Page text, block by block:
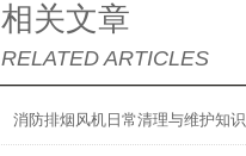
相关文章
RELATED ARTICLES
消防排烟风机日常清理与维护知识